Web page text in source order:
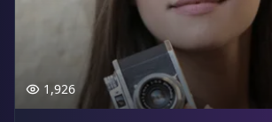
1,926